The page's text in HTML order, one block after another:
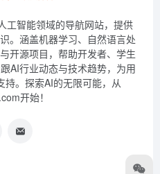
工智能领域的导航网站，提供
。涵盖机器学习、自然语言处
开源项目，帮助开发者、学生
AI行业动态与技术趋势，为用
持。探索AI的无限可能，从
开始！